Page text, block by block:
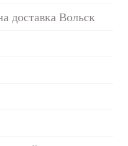
доставка Вольск